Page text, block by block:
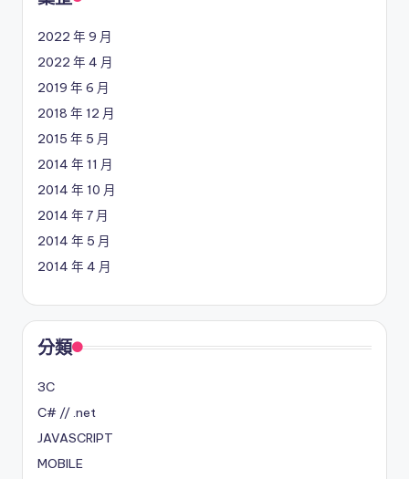
2022 年 9 月
2022 年 4 月
2019 年 6 月
2018 年 12 月
2015 年 5 月
2014 年 11 月
2014 年 10 月
2014 年 7 月
2014 年 5 月
2014 年 4 月
分類
3C
C# // .net
JAVASCRIPT
MOBILE